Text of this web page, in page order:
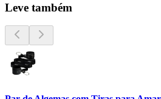
Leve também